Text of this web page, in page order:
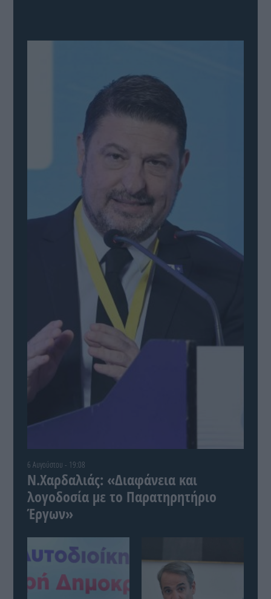
6 Αυγούστου - 19:08
Ν.Χαρδαλιάς: «Διαφάνεια και
λογοδοσία με το Παρατηρητήριο
Έργων»